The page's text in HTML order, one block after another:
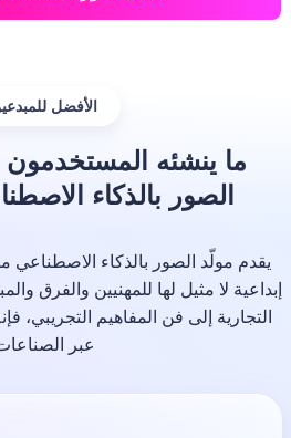
الأفضل للمبدعين
ما ينشئه المستخدمون
الصور بالذكاء
لا مثيل لها للمهنيين والفرق
التجارية إلى فن المفاهيم التجريبي،
عبر الصناعات.